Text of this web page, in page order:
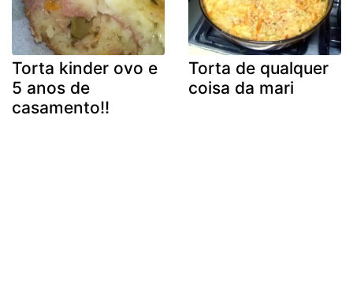
Torta kinder ovo e
5 anos de
casamento!!
Torta de qualquer
coisa da mari